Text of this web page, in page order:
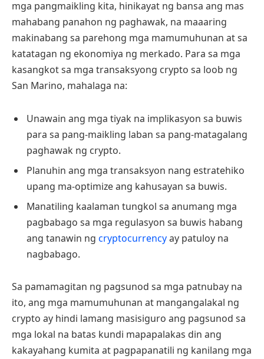
mga pangmaikling kita, hinikayat ng bansa ang mas
mahabang panahon ng paghawak, na maaaring
makinabang sa parehong mga mamumuhunan at sa
katatagan ng ekonomiya ng merkado. Para sa mga
kasangkot sa mga transaksyong crypto sa loob ng
San Marino, mahalaga na:
Unawain ang mga tiyak na implikasyon sa buwis
para sa pang-maikling laban sa pang-matagalang
paghawak ng crypto.
Planuhin ang mga transaksyon nang estratehiko
upang ma-optimize ang kahusayan sa buwis.
Manatiling kaalaman tungkol sa anumang mga
pagbabago sa mga regulasyon sa buwis habang
ang tanawin ng cryptocurrencyay patuloy na
nagbabago.
Sa pamamagitan ng pagsunod sa mga patnubay na
ito, ang mga mamumuhunan at mangangalakal ng
crypto ay hindi lamang masisiguro ang pagsunod sa
mga lokal na batas kundi mapapalakas din ang
kakayahang kumita at pagpapanatili ng kanilang mga